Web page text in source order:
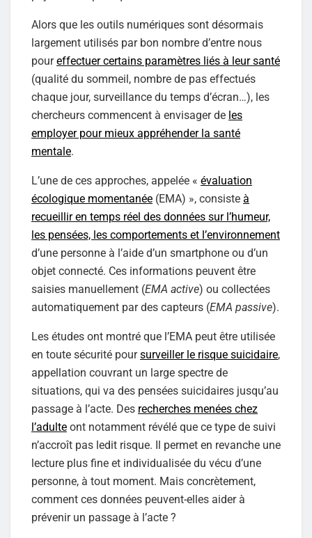
Alors que les outils numériques sont désormais
largement utilisés par bon nombre d’entre nous
poureffectuer certains paramètres liés à leur santé
(qualité du sommeil, nombre de pas effectués
chaque jour, surveillance du temps d’écran…), les
chercheurs commencent à envisager de les
employer pour mieux appréhender la santé
mentale.
L’une de ces approches, appelée « évaluation
écologique momentanée (EMA) », consiste à
recueillir en temps réel des données sur l’humeur,
les pensées, les comportements et l’environnement
d’une personne à l’aide d’un smartphone ou d’un
objet connecté. Ces informations peuvent être
saisies manuellement (EMA active) ou collectées
automatiquement par des capteurs (EMA passive).
Les études ont montré que l’EMA peut être utilisée
en toute sécurité poursurveiller le risque suicidaire,
appellation couvrant un large spectre de
situations, qui va des pensées suicidaires jusqu’au
passage à l’acte. Des recherches menées chez
l’adulte ont notamment révélé que ce type de suivi
n’accroît pas ledit risque. Il permet en revanche une
lecture plus fine et individualisée du vécu d’une
personne, à tout moment. Mais concrètement,
comment ces données peuvent-elles aider à
prévenir un passage à l’acte ?